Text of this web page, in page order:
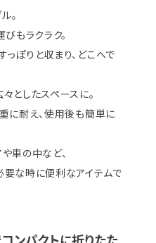
。
もラクラク。
ぽりと収まり、どこへで
としたスペースに。
に耐え、使用後も簡単に
車の中など、
要な時に便利なアイテムで